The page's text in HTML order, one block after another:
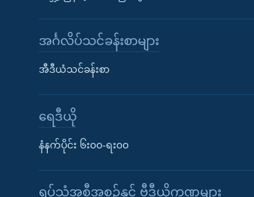
အင်္ဂလိပ်သင်ခန်းစာများ
အီဒီယံသင်ခန်းစာ
ရေဒီယို
နံနက်ပိုင်း ၆း၀၀-ရး၀၀
ရုပ်သံအစီအစဉ်နှင့် ဗွီဒီယိုကဏ္ဍများ